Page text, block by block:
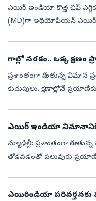
ఎయిర్‌ ఇండియా కొత్త చీఫ్‌
(MD)గా ఇథియోపియన్‌ ఎయిర్‌లైన్స్‌ మాజీ గ్రూప్‌
గాల్లో నరకం.. ఒక్క క్షణం
ప్రశాంతంగా సాగుతున్న విమాన
కుదుపులు. క్షణాల్లోనే
ఎయిర్‌ ఇండియా విమానానికి
న్యూఢిల్లీ: ప్రశాంతంగా
తోడవడంతో పలువురు
ఎయిరిండియా పరివర్తనకు